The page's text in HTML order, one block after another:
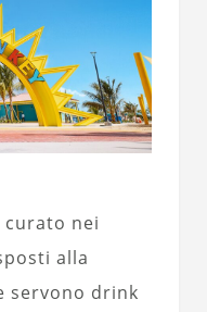
nei
alla
servono drink